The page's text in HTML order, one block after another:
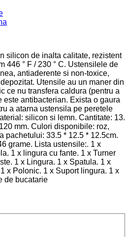
silicon de inalta calitate, rezistent
446 ° F / 230 ° C. Ustensilele de
antiaderente si non-toxice,
Utensile au un maner din
ce nu transfera caldura (pentru a
este antibacterian. Exista o gaura
a atarna ustensila pe peretele
silicon si lemn. Cantitate: 13.
mm. Culori disponibile: roz,
pachetului: 33.5 * 12.5 * 12.5cm.
grame. Lista ustensile:. 1 x
1 x lingura cu fante. 1 x Turner
1 x Lingura. 1 x Spatula. 1 x
x Polonic. 1 x Suport lingura. 1 x
de bucatarie